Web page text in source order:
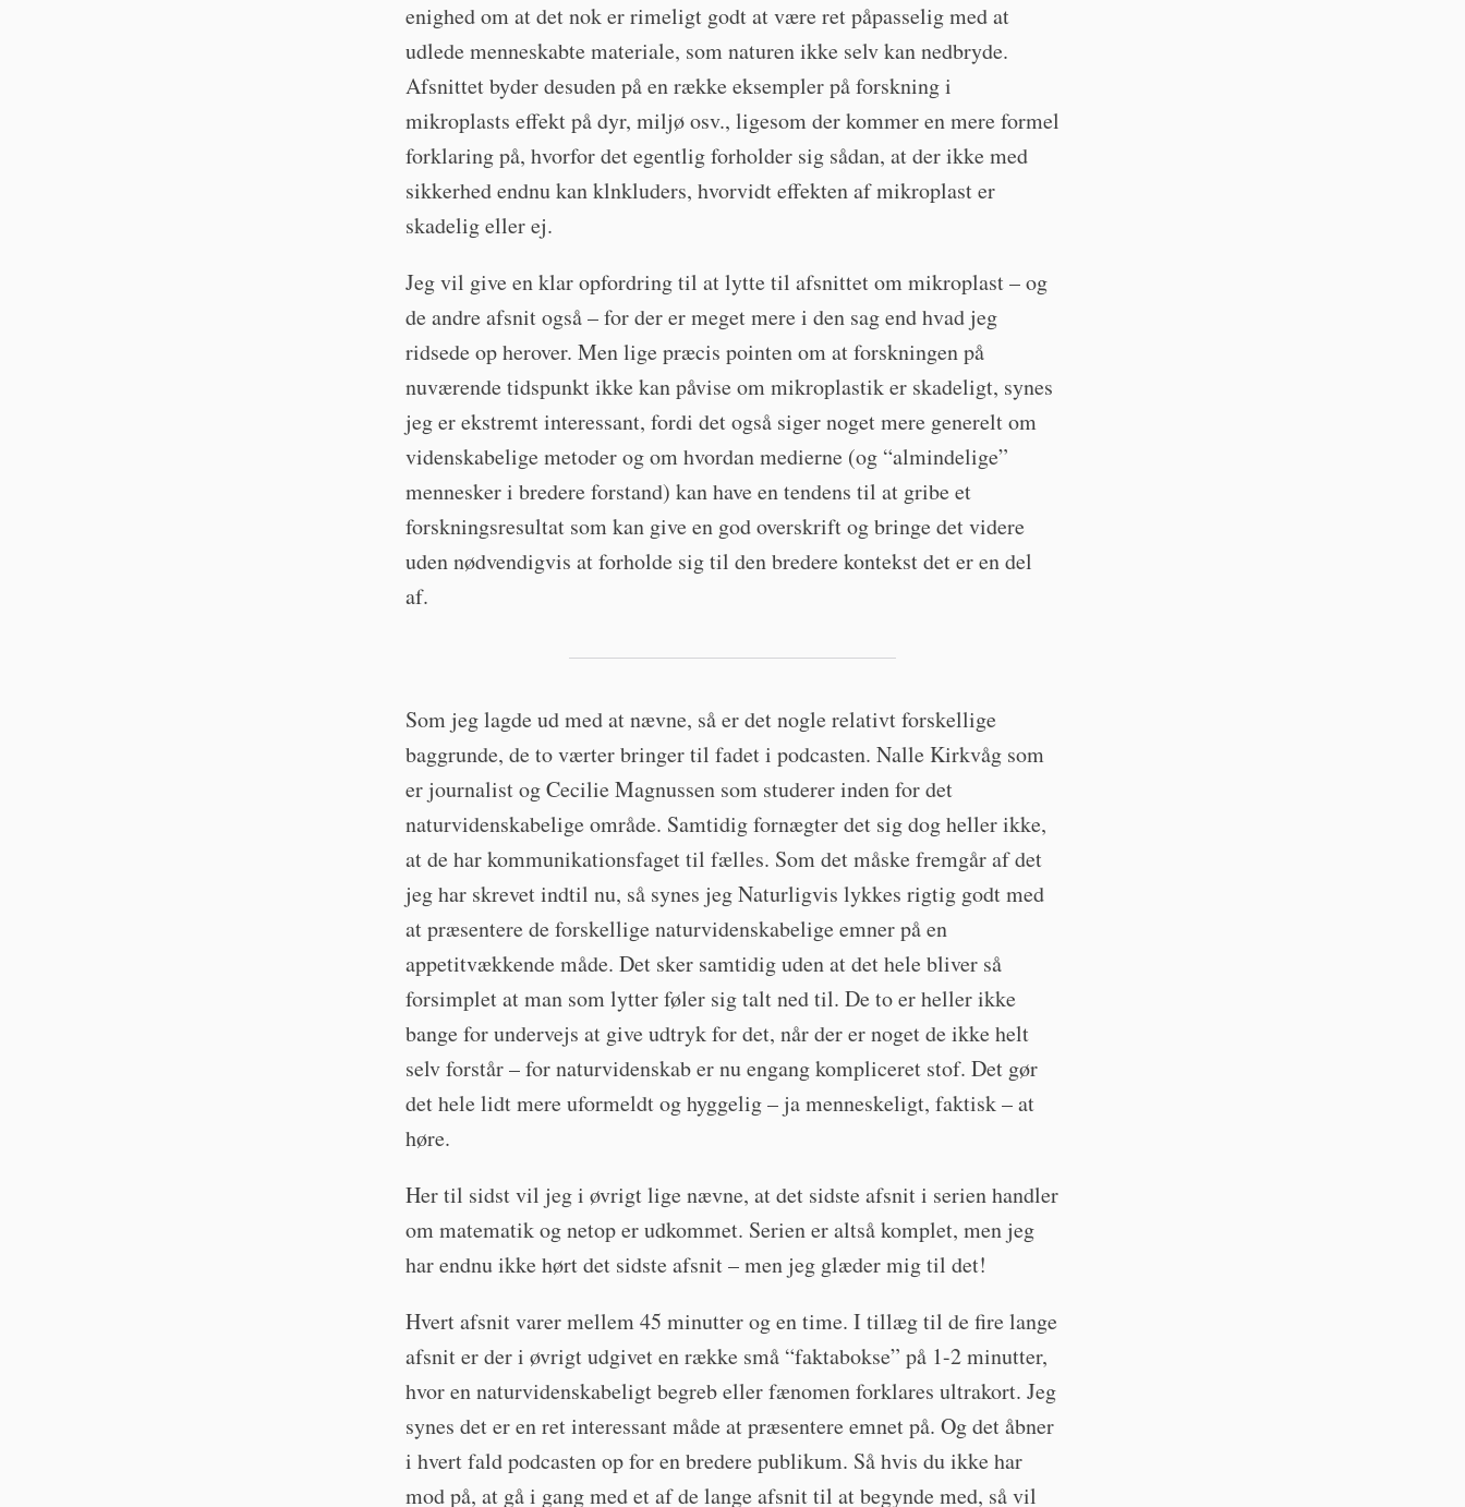
enighed om at det nok er rimeligt godt at være ret påpasselig med at
udlede menneskabte materiale, som naturen ikke selv kan nedbryde.
Afsnittet byder desuden på en række eksempler på forskning i
mikroplasts effekt på dyr, miljø osv., ligesom der kommer en mere formel
forklaring på, hvorfor det egentlig forholder sig sådan, at der ikke med
sikkerhed endnu kan klnkluders, hvorvidt effekten af mikroplast er
skadelig eller ej.
Jeg vil give en klar opfordring til at lytte til afsnittet om mikroplast – og
de andre afsnit også – for der er meget mere i den sag end hvad jeg
ridsede op herover. Men lige præcis pointen om at forskningen på
nuværende tidspunkt ikke kan påvise om mikroplastik er skadeligt, synes
jeg er ekstremt interessant, fordi det også siger noget mere generelt om
videnskabelige metoder og om hvordan medierne (og “almindelige”
mennesker i bredere forstand) kan have en tendens til at gribe et
forskningsresultat som kan give en god overskrift og bringe det videre
uden nødvendigvis at forholde sig til den bredere kontekst det er en del
af.
Som jeg lagde ud med at nævne, så er det nogle relativt forskellige
baggrunde, de to værter bringer til fadet i podcasten. Nalle Kirkvåg som
er journalist og Cecilie Magnussen som studerer inden for det
naturvidenskabelige område. Samtidig fornægter det sig dog heller ikke,
at de har kommunikationsfaget til fælles. Som det måske fremgår af det
jeg har skrevet indtil nu, så synes jeg Naturligvis lykkes rigtig godt med
at præsentere de forskellige naturvidenskabelige emner på en
appetitvækkende måde. Det sker samtidig uden at det hele bliver så
forsimplet at man som lytter føler sig talt ned til. De to er heller ikke
bange for undervejs at give udtryk for det, når der er noget de ikke helt
selv forstår – for naturvidenskab er nu engang kompliceret stof. Det gør
det hele lidt mere uformeldt og hyggelig – ja menneskeligt, faktisk – at
høre.
Her til sidst vil jeg i øvrigt lige nævne, at det sidste afsnit i serien handler
om matematik og netop er udkommet. Serien er altså komplet, men jeg
har endnu ikke hørt det sidste afsnit – men jeg glæder mig til det!
Hvert afsnit varer mellem 45 minutter og en time. I tillæg til de fire lange
afsnit er der i øvrigt udgivet en række små “faktabokse” på 1-2 minutter,
hvor en naturvidenskabeligt begreb eller fænomen forklares ultrakort. Jeg
synes det er en ret interessant måde at præsentere emnet på. Og det åbner
i hvert fald podcasten op for en bredere publikum. Så hvis du ikke har
mod på, at gå i gang med et af de lange afsnit til at begynde med, så vil